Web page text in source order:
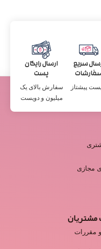
سریع
پست پیشتاز
ارسال رایگان
پست
سفارش بالای یک
میلیون و دویست
مجازی
مقررات